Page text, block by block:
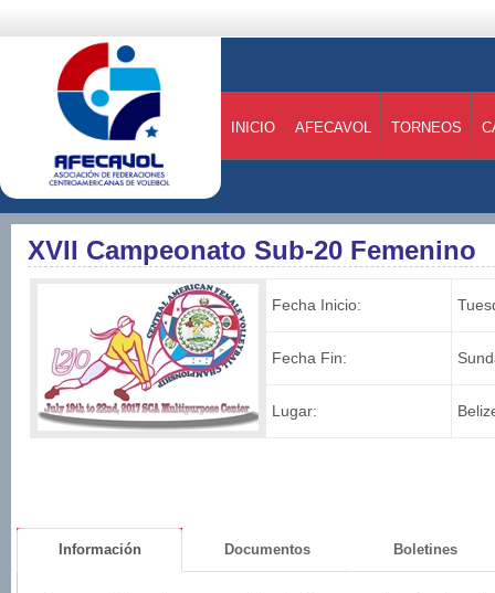
INICIO AFECAVOL TORNEOS
XVII Campeonato Sub-20 Femenino
Fecha Inicio:
Fecha Fin:
Lugar:
Información Documentos Boletines